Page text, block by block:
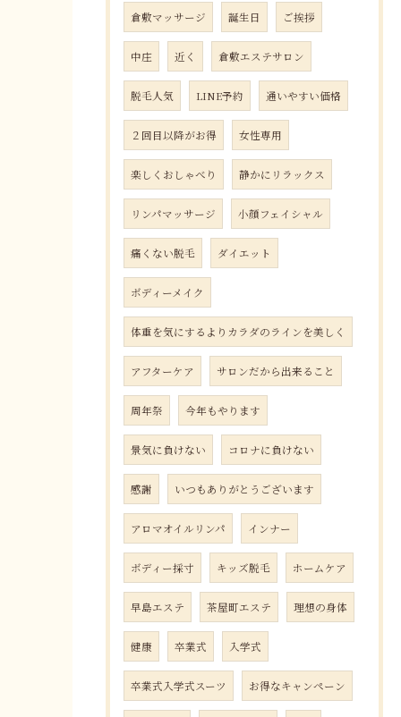
倉敷マッサージ 誕生日 ご挨拶
中庄 近く 倉敷エステサロン
脱毛人気 LINE予約 通いやすい価格
２回目以降がお得 女性専用
楽しくおしゃべり 静かにリラックス
リンパマッサージ 小顔フェイシャル
痛くない脱毛 ダイエット
ボディーメイク
体重を気にするよりカラダのラインを美しく
アフターケア サロンだから出来ること
周年祭 今年もやります
景気に負けない コロナに負けない
感謝 いつもありがとうございます
アロマオイルリンパ インナー
ボディー採寸 キッズ脱毛 ホームケア
早島エステ 茶屋町エステ 理想の身体
健康 卒業式 入学式
卒業式入学式スーツ お得なキャンペーン